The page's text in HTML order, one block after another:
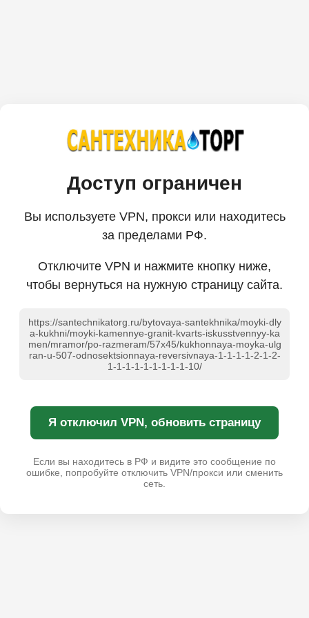
Доступ ограничен
Вы используете VPN, прокси или находитесь
за пределами РФ.
Отключите VPN и нажмите кнопку ниже,
чтобы вернуться на нужную страницу сайта.
https://santechnikatorg.ru/bytovaya-santekhnika/moyki-dly
a-kukhni/moyki-kamennye-granit-kvarts-iskusstvennyy-ka
men/mramor/po-razmeram/57x45/kukhonnaya-moyka-ulg
ran-u-507-odnosektsionnaya-reversivnaya-1-1-1-1-2-1-2-
1-1-1-1-1-1-1-1-1-10/
Я отключил VPN, обновить страницу
Если вы находитесь в РФ и видите это сообщение по
ошибке, попробуйте отключить VPN/прокси или сменить
сеть.